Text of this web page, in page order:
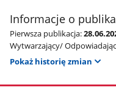
Informacje o
Pierwsza publikacja:
Wytwarzający/
Pokaż historię zmian